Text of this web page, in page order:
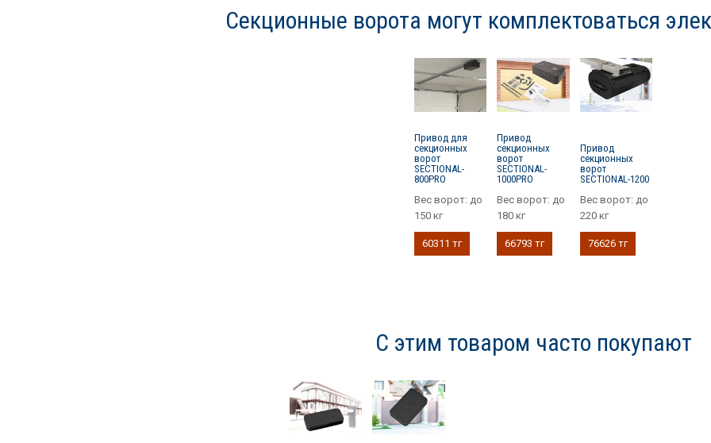
Секционные ворота могут комплектоваться
Привод для
секционных
ворот
SECTIONAL-
800PRO
Вес ворот: до
150 кг
60311 тг
Привод
секционных
ворот
SECTIONAL-
1000PRO
Вес ворот:до
180 кг
66793 тг
Привод
секционных
ворот
SECTIONAL-1200
Вес ворот: до
220 кг
76626 тг
С этим товаром часто покупают